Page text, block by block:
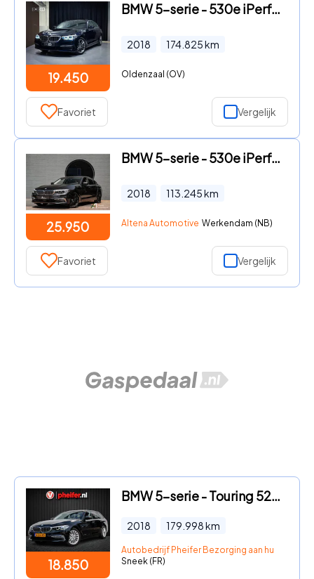
19.450
BMW 5-serie - 530e iPerformance |18" M Sport|Open dak|Digital Cockpit|Comf
2018 174.825km
Oldenzaal (OV)
Favoriet Vergelijk
25.950
BMW 5-serie - 530e iPerformance Executive schuifdak, comfort stoelen, driv
2018 113.245km
Altena Automotive Werkendam (NB)
Favoriet Vergelijk
18.850
BMW 5-serie - Touring 520d High Executive Luxury line Lederen int./ Camera
2018 179.998km
Autobedrijf Pheifer Bezorging aan huis in heel
Sneek (FR)